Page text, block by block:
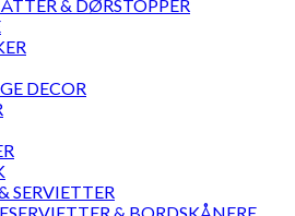
& DØRSTOPPER
DECOR
SERVIETTER